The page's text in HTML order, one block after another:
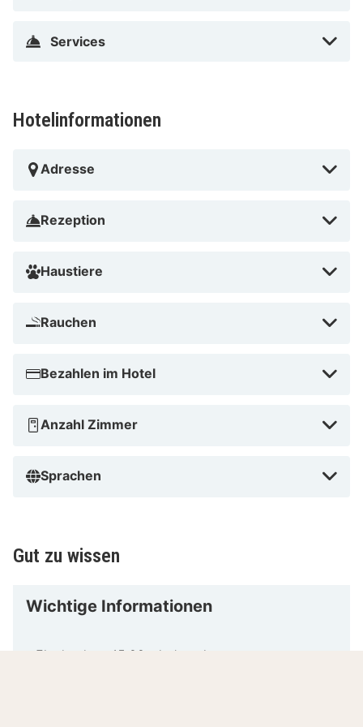
von Stuttgart, nur eine 10-minütige Fahrt von
Services
Hotelinformationen
Adresse
Rezeption
Haustiere
Rauchen
Bezahlen im Hotel
Anzahl Zimmer
Sprachen
Gut zu wissen
Wichtige Informationen
- Einchecken: 15:00 - jederzeit